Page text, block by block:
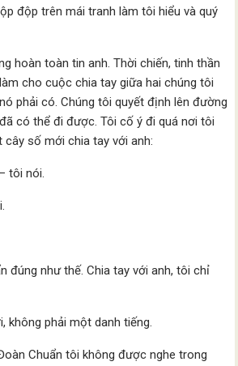
độp trên mái tranh làm tôi hiểu và quý
hoàn toàn tin anh. Thời chiến, tinh thần
cho cuộc chia tay giữa hai chúng tôi
phải có. Chúng tôi quyết định lên đường
có thể đi được. Tôi cố ý đi quá nơi tôi
số mới chia tay với anh:
tôi nói.
đúng như thế. Chia tay với anh, tôi chỉ
không phải một danh tiếng.
Chuẩn tôi không được nghe trong